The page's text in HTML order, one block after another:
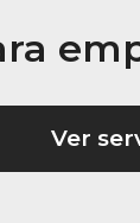
Ver